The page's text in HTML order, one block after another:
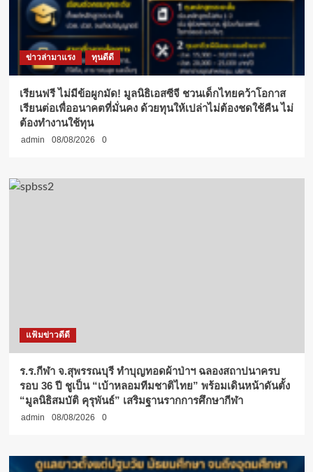
ข่าวล่ามาแรง ทุนดีดี
เรียนฟรี ไม่มีข้อผูกมัด! มูลนิธิเอสซีจี ชวนเด็กไทยคว้าโอกาส
เรียนต่อเพื่ออนาคตที่มั่นคง ด้วยทุนให้เปล่าไม่ต้องชดใช้คืน ไม่
ต้องทำงานใช้ทุน
admin 08/08/2026 0
แฟ้มข่าวดีดี
ร.ร.กีฬา จ.สุพรรณบุรี ทำบุญทอดผ้าป่าฯ ฉลองสถาปนาครบ
รอบ 36 ปี ชูเป็น “เบ้าหลอมทีมชาติไทย” พร้อมเดินหน้าดันตั้ง
“มูลนิธิสมบัติ คุรุพันธ์” เสริมฐานรากการศึกษากีฬา
admin 08/08/2026 0